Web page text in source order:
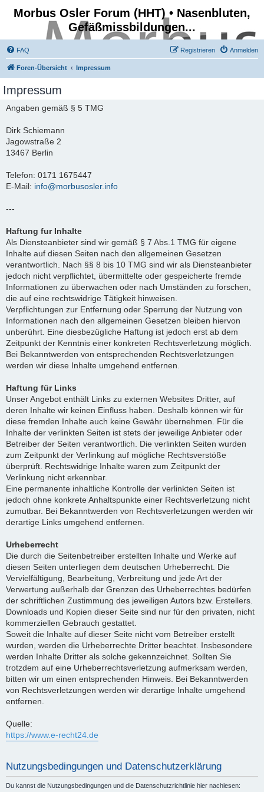
Morbus Osler Forum (HHT) • Nasenbluten,
Gefäßmissbildungen...
FAQ Anmelden
Registrieren
Foren-Übersicht Impressum
Impressum
Angaben gemäß § 5 TMG
Dirk Schiemann
Jagowstraße 2
13467 Berlin
Telefon: 0171 1675447
E-Mail: info@morbusosler.info
---
Haftung fur Inhalte
Als Diensteanbieter sind wir gemäß § 7 Abs.1 TMG für eigene
Inhalte auf diesen Seiten nach den allgemeinen Gesetzen
verantwortlich. Nach §§ 8 bis 10 TMG sind wir als Diensteanbieter
jedoch nicht verpflichtet, übermittelte oder gespeicherte fremde
Informationen zu überwachen oder nach Umständen zu forschen,
die auf eine rechtswidrige Tätigkeit hinweisen.
Verpflichtungen zur Entfernung oder Sperrung der Nutzung von
Informationen nach den allgemeinen Gesetzen bleiben hiervon
unberührt. Eine diesbezügliche Haftung ist jedoch erst ab dem
Zeitpunkt der Kenntnis einer konkreten Rechtsverletzung möglich.
Bei Bekanntwerden von entsprechenden Rechtsverletzungen
werden wir diese Inhalte umgehend entfernen.
Haftung für Links
Unser Angebot enthält Links zu externen Websites Dritter, auf
deren Inhalte wir keinen Einfluss haben. Deshalb können wir für
diese fremden Inhalte auch keine Gewähr übernehmen. Für die
Inhalte der verlinkten Seiten ist stets der jeweilige Anbieter oder
Betreiber der Seiten verantwortlich. Die verlinkten Seiten wurden
zum Zeitpunkt der Verlinkung auf mögliche Rechtsverstöße
überprüft. Rechtswidrige Inhalte waren zum Zeitpunkt der
Verlinkung nicht erkennbar.
Eine permanente inhaltliche Kontrolle der verlinkten Seiten ist
jedoch ohne konkrete Anhaltspunkte einer Rechtsverletzung nicht
zumutbar. Bei Bekanntwerden von Rechtsverletzungen werden wir
derartige Links umgehend entfernen.
Urheberrecht
Die durch die Seitenbetreiber erstellten Inhalte und Werke auf
diesen Seiten unterliegen dem deutschen Urheberrecht. Die
Vervielfältigung, Bearbeitung, Verbreitung und jede Art der
Verwertung außerhalb der Grenzen des Urheberrechtes bedürfen
der schriftlichen Zustimmung des jeweiligen Autors bzw. Erstellers.
Downloads und Kopien dieser Seite sind nur für den privaten, nicht
kommerziellen Gebrauch gestattet.
Soweit die Inhalte auf dieser Seite nicht vom Betreiber erstellt
wurden, werden die Urheberrechte Dritter beachtet. Insbesondere
werden Inhalte Dritter als solche gekennzeichnet. Sollten Sie
trotzdem auf eine Urheberrechtsverletzung aufmerksam werden,
bitten wir um einen entsprechenden Hinweis. Bei Bekanntwerden
von Rechtsverletzungen werden wir derartige Inhalte umgehend
entfernen.
Quelle:
https://www.e-recht24.de
Nutzungsbedingungen und Datenschutzerklärung
Du kannst die Nutzungsbedingungen und die Datenschutzrichtlinie hier nachlesen: